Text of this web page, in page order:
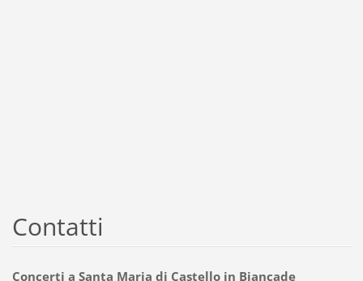
Contatti
Concerti a Santa Maria di Castello in Biancade